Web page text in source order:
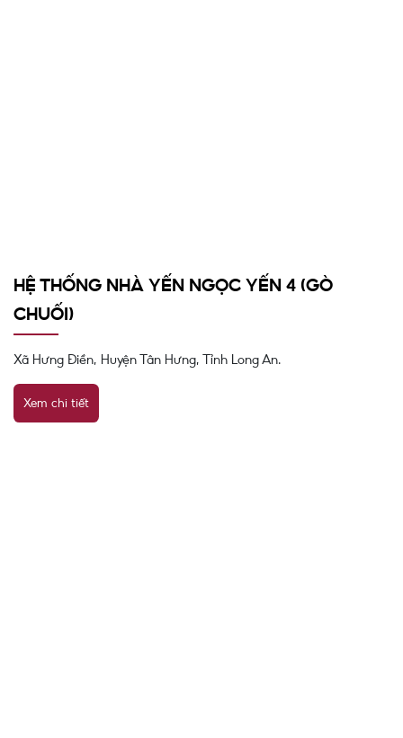
HỆ THỐNG NHÀ YẾN NGỌC YẾN 4 (GÒ
CHUỐI)
Xã Hưng Điền, Huyện Tân Hưng, Tỉnh Long An.
Xem chi tiết